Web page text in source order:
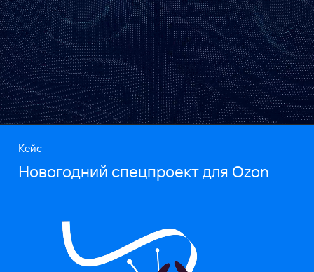
Кейс
Новогодний спецпроект для Ozon